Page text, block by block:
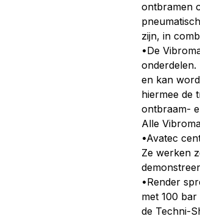
ontbramen
zijn, in
•De
onderdelen.
en kan
hiermee de
ontbraam-
Alle
•Avatec
Ze werken
•Render
met 100
de Techni-